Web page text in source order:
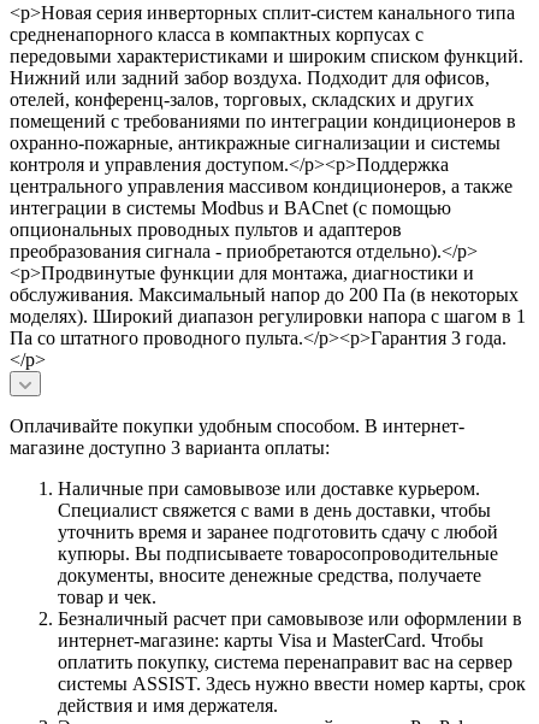
<p>Новая серия инверторных сплит-систем канального типа
средненапорного класса в компактных корпусах с
передовыми характеристиками и широким списком функций.
Нижний или задний забор воздуха. Подходит для офисов,
отелей, конференц-залов, торговых, складских и других
помещений с требованиями по интеграции кондиционеров в
охранно-пожарные, антикражные сигнализации и системы
контроля и управления доступом.</p><p>Поддержка
центрального управления массивом кондиционеров, а также
интеграции в системы Modbus и BACnet (с помощью
опциональных проводных пультов и адаптеров
преобразования сигнала - приобретаются отдельно).</p>
<p>Продвинутые функции для монтажа, диагностики и
обслуживания. Максимальный напор до 200 Па (в некоторых
моделях). Широкий диапазон регулировки напора с шагом в 1
Па со штатного проводного пульта.</p><p>Гарантия 3 года.
</p>
Оплачивайте покупки удобным способом. В интернет-
магазине доступно 3 варианта оплаты:
Наличные при самовывозе или доставке курьером.
Специалист свяжется с вами в день доставки, чтобы
уточнить время и заранее подготовить сдачу с любой
купюры. Вы подписываете товаросопроводительные
документы, вносите денежные средства, получаете
товар и чек.
Безналичный расчет при самовывозе или оформлении в
интернет-магазине: карты Visa и MasterCard. Чтобы
оплатить покупку, система перенаправит вас на сервер
системы ASSIST. Здесь нужно ввести номер карты, срок
действия и имя держателя.